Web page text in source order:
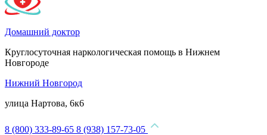
Домашний доктор
Круглосуточная наркологическая помощь в Нижнем
Новгороде
Нижний Новгород
улица Нартова, 6к6
8 (800) 333-89-65 8 (938) 157-73-05